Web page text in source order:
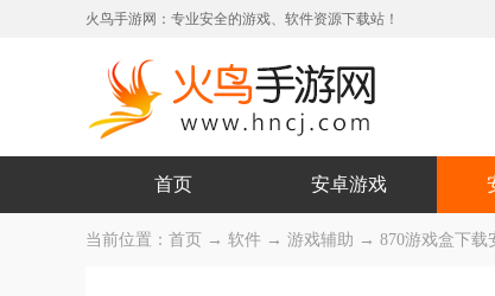
火鸟手游网：专业安全的游戏、软件资源下载站！
首页 安卓游戏
当前位置： 首页 → 软件 → 游戏辅助 → 870游戏盒下载